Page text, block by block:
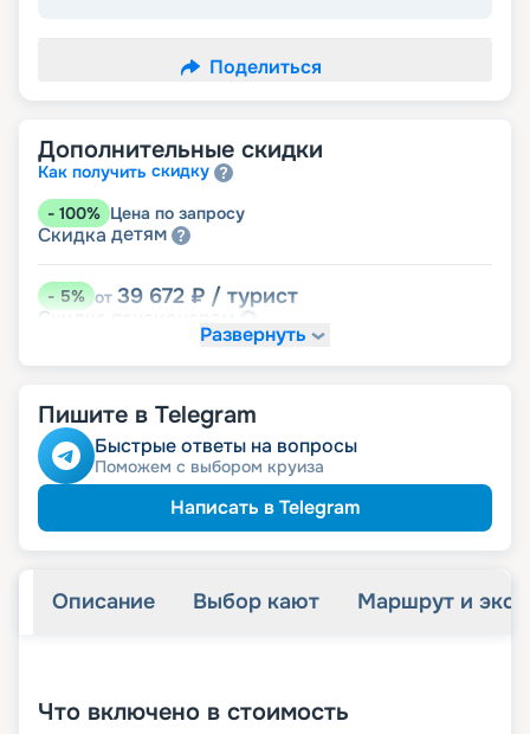
Поделиться
Дополнительные скидки
Как получить скидку
- 100% Цена по запросу
Скидка детям
-5% от 39 672 ₽ / турист
Скидка
Развернуть
Пишите в Telegram
Быстрые ответы на вопросы
Поможем с выбором круиза
Написать в Telegram
Описание Выбор кают Маршрут и
Что включено в стоимость